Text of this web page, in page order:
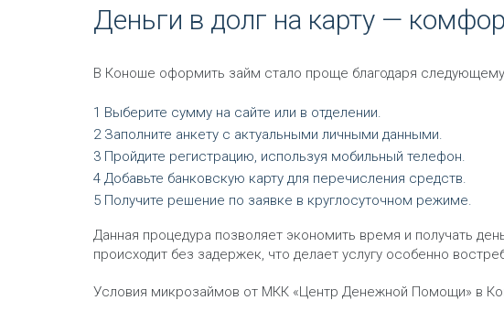
Деньги в долг на карту —
В Коноше оформить займ стало проще благодаря следующему
Выберите сумму на сайте или в отделении.
Заполните анкету с актуальными личными данными.
Пройдите регистрацию, используя мобильный телефон.
Добавьте банковскую карту для перечисления средств.
Получите решение по заявке в круглосуточном режиме.
Данная процедура позволяет экономить время и получать
происходит без задержек, что делает услугу особенно
Условия микрозаймов от МКК «Центр Денежной Помощи» в